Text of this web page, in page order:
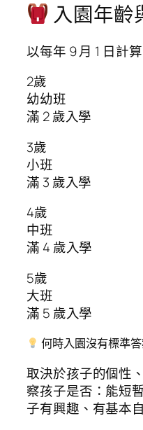
入園年齡
以每年 9 月 1 日計算
2歲
幼幼班
滿 2 歲入學
3歲
小班
滿 3 歲入學
4歲
中班
滿 4 歲入學
5歲
大班
滿 5 歲入學
何時入園沒有標準
取決於孩子的個性
察孩子是否：能短
子有興趣、有基本